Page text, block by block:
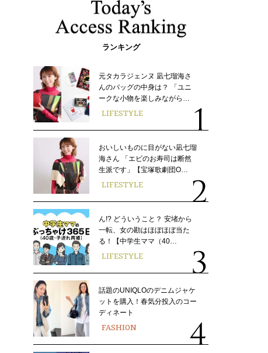
ランキング
元タカラジェンヌ 凪七瑠海さ
んのバッグの中身は？ 「ユニ
ークな小物を楽しみながら…
LIFESTYLE
おいしいものに目がない凪七瑠
海さん 「エビのお寿司は断然
生派です」【宝塚歌劇団O…
LIFESTYLE
ん!? どういうこと？ 安堵から
一転、女の勘はほぼほぼ当た
る！【中学生ママ（40…
LIFESTYLE
話題のUNIQLOのデニムジャケ
ットを購入！春気分投入のコー
ディネート
FASHION